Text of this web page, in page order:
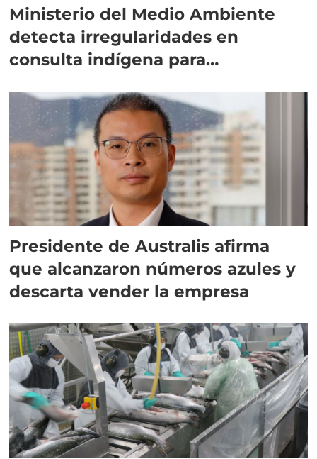
Ministerio del Medio Ambiente
detecta irregularidades en
consulta indígena para
Presidente de Australis afirma
que alcanzaron números azules y
descarta vender la empresa